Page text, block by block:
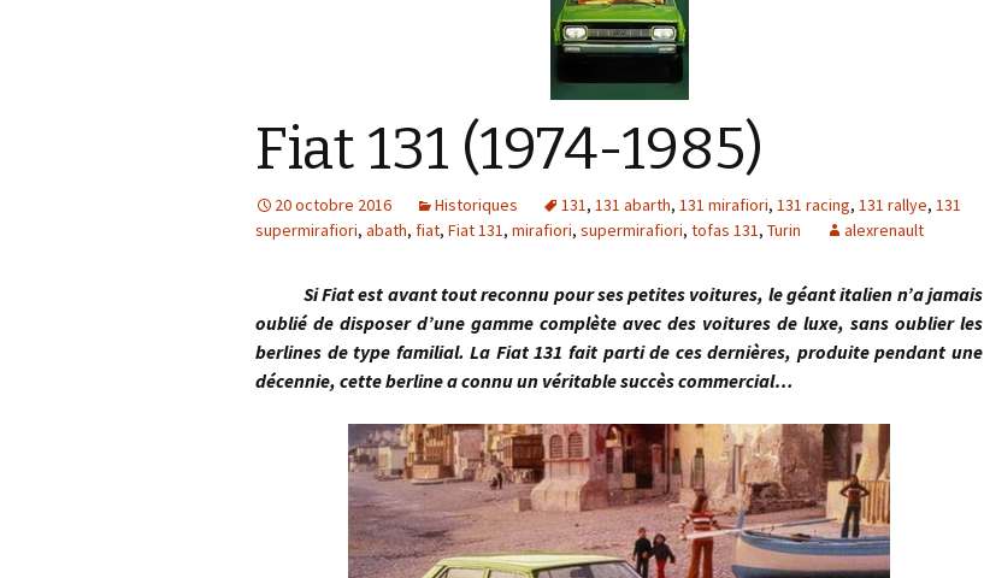
Fiat 131 (1974-1985)
20 octobre 2016 Historiques 131, 131 abarth, 131 mirafiori, 131 racing, 131 rallye, 131
supermirafiori, abath, fiat, Fiat 131, mirafiori, supermirafiori, tofas 131, Turin alexrenault
Si Fiat est avant tout reconnu pour ses petites voitures, le géant italien n’a jamais
oublié de disposer d’une gamme complète avec des voitures de luxe, sans oublier les
berlines de type familial. La Fiat 131 fait parti de ces dernières, produite pendant une
décennie, cette berline a connu un véritable succès commercial…